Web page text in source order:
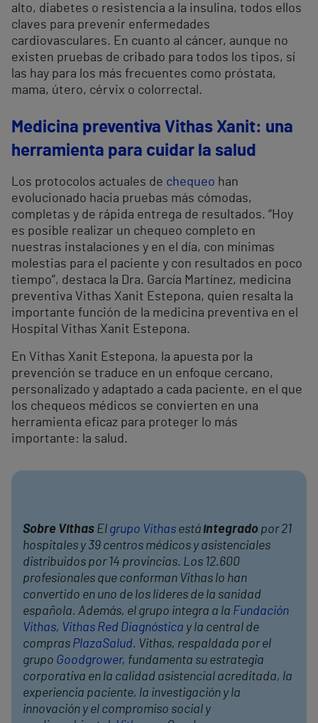
alto, diabetes o resistencia a la insulina, todos ellos
claves para prevenir enfermedades
cardiovasculares. En cuanto al cáncer, aunque no
existen pruebas de cribado para todos los tipos, sí
las hay para los más frecuentes como próstata,
mama, útero, cérvix o colorrectal.
Medicina preventiva Vithas Xanit: una
herramienta para cuidar la salud
Los protocolos actuales de chequeo han
evolucionado hacia pruebas más cómodas,
completas y de rápida entrega de resultados. “Hoy
es posible realizar un chequeo completo en
nuestras instalaciones y en el día, con mínimas
molestias para el paciente y con resultados en poco
tiempo”, destaca la Dra. García Martínez, medicina
preventiva Vithas Xanit Estepona, quien resalta la
importante función de la medicina preventiva en el
Hospital Vithas Xanit Estepona.
En Vithas Xanit Estepona, la apuesta por la
prevención se traduce en un enfoque cercano,
personalizado y adaptado a cada paciente, en el que
los chequeos médicos se convierten en una
herramienta eficaz para proteger lo más
importante: la salud.
Sobre Vithas El grupo Vithas estáintegrado por 21
hospitales y 39 centros médicos y asistenciales
distribuidos por 14 provincias. Los 12.600
profesionales que conforman Vithas lo han
convertido en uno de los líderes de la sanidad
española. Además, el grupo integra a la Fundación
Vithas, Vithas Red Diagnóstica y la central de
compras PlazaSalud. Vithas, respaldada por el
grupo Goodgrower, fundamenta su estrategia
corporativa en la calidad asistencial acreditada, la
experiencia paciente, la investigación y la
innovación y el compromiso social y